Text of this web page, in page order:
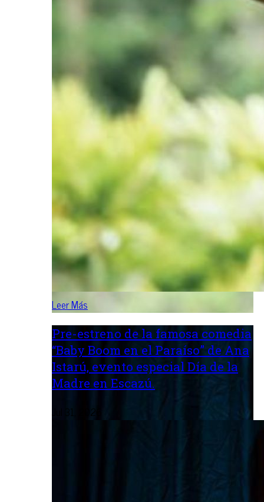
Leer Más
Pre-estreno de la famosa comedia
“Baby Boom en el Paraíso” de Ana
Istarú, evento especial Día de la
Madre en Escazú.
Jul 31, 2026